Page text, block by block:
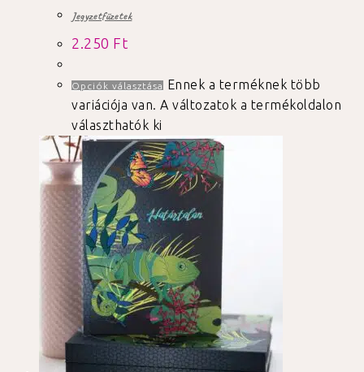
Jegyzetfüzetek
2.250 Ft
Opciók választása
Ennek a terméknek több
variációja van. A változatok a termékoldalon
választhatók ki